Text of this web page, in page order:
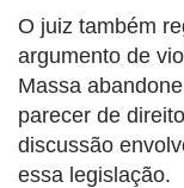
O juiz também
argumento de
Massa
parecer de
discussão
essa legislação.